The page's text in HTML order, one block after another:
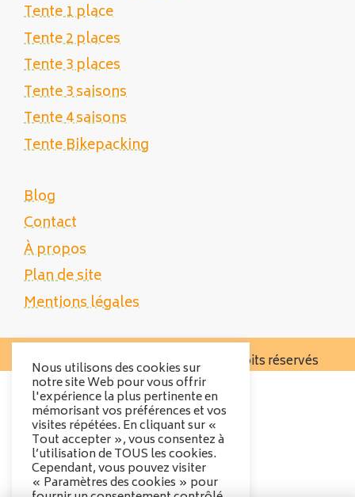
Tente 1 place
Tente 2 places
Tente 3 places
Tente 3 saisons
Tente 4 saisons
Tente Bikepacking
Blog
Contact
À propos
Plan de site
Mentions légales
Copyright 2025 Tente Trek - Tous droits réservés
Nous utilisons des cookies sur
notre site Web pour vous offrir
l'expérience la plus pertinente en
mémorisant vos préférences et vos
visites répétées. En cliquant sur «
Tout accepter », vous consentez à
l’utilisation de TOUS les cookies.
Cependant, vous pouvez visiter
« Paramètres des cookies » pour